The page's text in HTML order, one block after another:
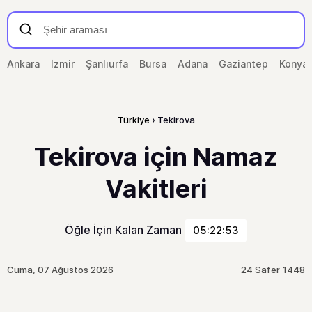
Ankara İzmir Şanlıurfa Bursa Adana Gaziantep Konya
Türkiye Tekirova
Tekirova için Namaz
Vakitleri
Öğle İçin Kalan Zaman 05:22:53
Cuma, 07 Ağustos 2026 24 Safer 1448